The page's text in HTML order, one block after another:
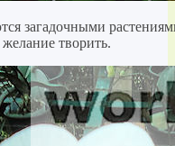
загадочными
творить.